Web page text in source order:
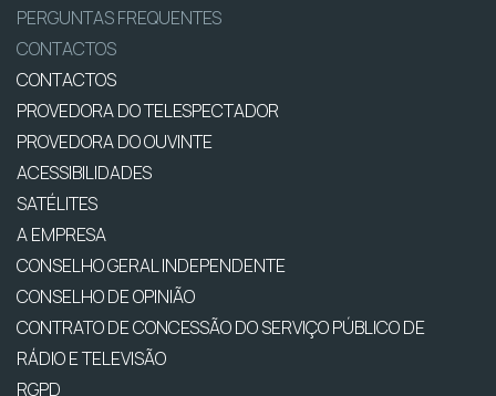
PERGUNTAS FREQUENTES
CONTACTOS
CONTACTOS
PROVEDORA DO TELESPECTADOR
PROVEDORA DO OUVINTE
ACESSIBILIDADES
SATÉLITES
A EMPRESA
CONSELHO GERAL INDEPENDENTE
CONSELHO DE OPINIÃO
CONTRATO DE CONCESSÃO DO SERVIÇO PÚBLICO DE
RÁDIO E TELEVISÃO
RGPD